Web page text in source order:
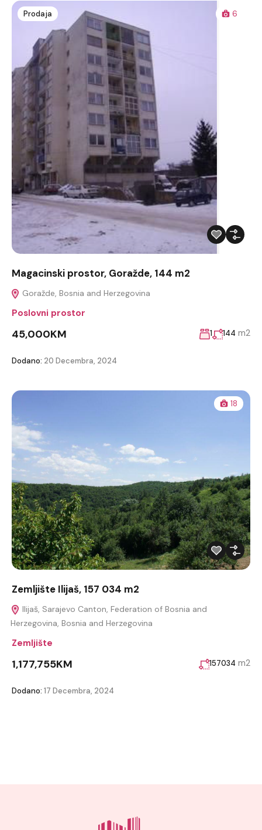
Prodaja 6
Magacinski prostor, Goražde, 144 m2
Goražde, Bosnia and Herzegovina
Poslovni prostor
45,000KM 1 144 m2
Dodano: 20 Decembra, 2024
18
Zemljište Ilijaš, 157 034 m2
Ilijaš, Sarajevo Canton, Federation of Bosnia and
Herzegovina, Bosnia and Herzegovina
Zemljište
1,177,755KM 157034 m2
Dodano: 17 Decembra, 2024